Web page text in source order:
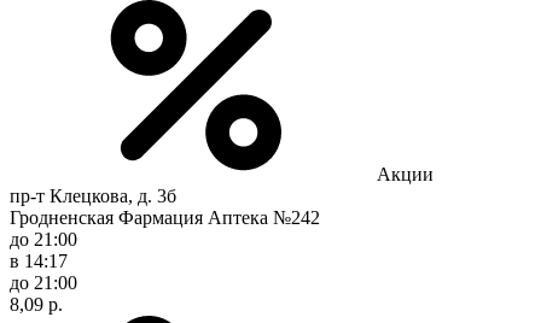
Акции
пр-т Клецкова, д. 3б
Гродненская Фармация Аптека №242
до 21:00
в 14:17
до 21:00
8,09 р.